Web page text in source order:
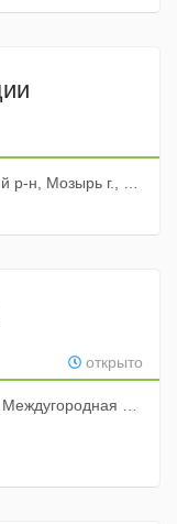
г., ул. Тургенева, 5
открыто
улица, 7